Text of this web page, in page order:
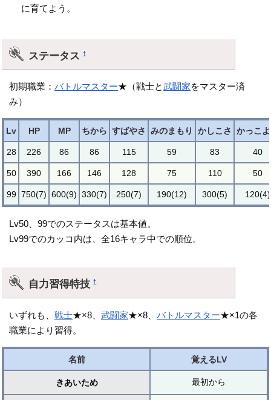
に育てよう。
ステータス†
初期職業：バトルマスター★（戦士と武闘家をマスター済
み）
Lv HP MP ちから すばやさ みのまもり かしこさ かっこ
28 226 86 86 115 59 83 40
50 390 166 146 128 75 110 50
99 750(7) 600(9) 330(7) 250(7) 190(12) 300(5) 120(4)
Lv50、99でのステータスは基本値。
Lv99でのカッコ内は、全16キャラ中での順位。
自力習得特技†
いずれも、戦士★×8、武闘家★×8、バトルマスター★×1の各
職業により習得。
名前 覚えるLV
きあいため 最初から